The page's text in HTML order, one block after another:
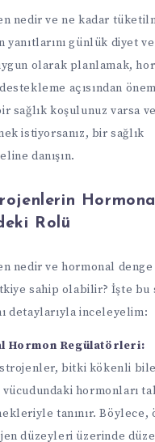
nedir ve ne kadar
yanıtlarını günlük diyet
olarak planlamak,
açısından
sağlık koşulunuz varsa
istiyorsanız, bir sağlık
danışın.
Rolü
nedir ve hormonal denge
sahip olabilir? İşte bu
detaylarıyla inceleyelim:
Hormon Regülatörleri:
bitki kökenli
vücudundaki hormonları
tanınır.
düzeyleri üzerinde